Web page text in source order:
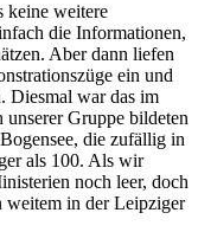
keine weitere
die Informationen,
Aber dann liefen
ein und
Diesmal war das im
Gruppe bildeten
die zufällig in
als 100. Als wir
noch leer, doch
weitem in der Leipziger